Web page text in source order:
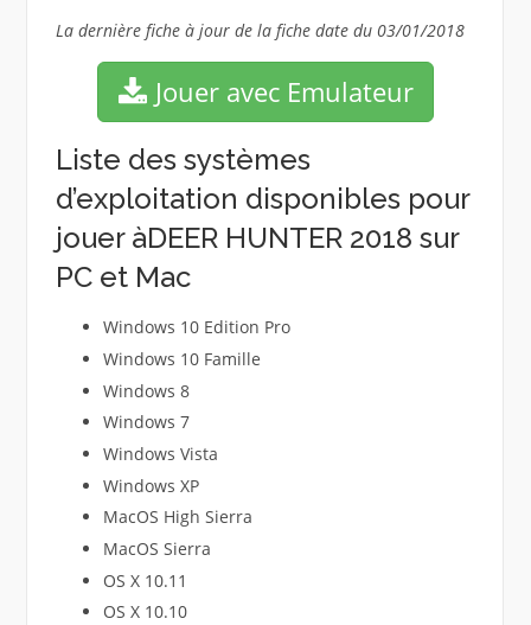
La dernière fiche à jour de la fiche date du 03/01/2018
Jouer avec Emulateur
Liste des systèmes
d’exploitation disponibles pour
jouer àDEER HUNTER 2018 sur
PC et Mac
Windows 10 Edition Pro
Windows 10 Famille
Windows 8
Windows 7
Windows Vista
Windows XP
MacOS High Sierra
MacOS Sierra
OS X 10.11
OS X 10.10